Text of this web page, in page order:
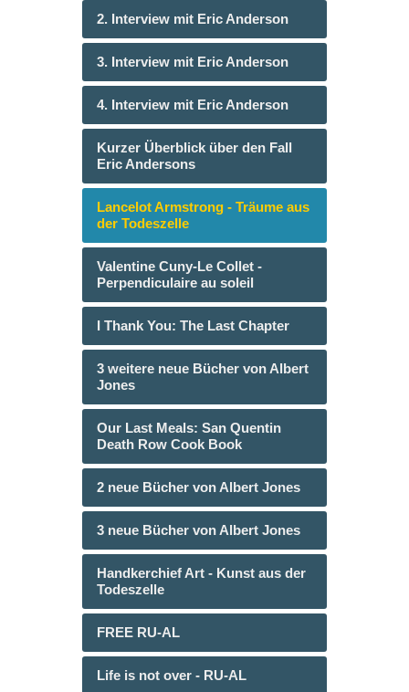
2. Interview mit Eric Anderson
3. Interview mit Eric Anderson
4. Interview mit Eric Anderson
Kurzer Überblick über den Fall
Eric Andersons
Lancelot Armstrong - Träume aus
der Todeszelle
Valentine Cuny-Le Collet -
Perpendiculaire au soleil
I Thank You: The Last Chapter
3 weitere neue Bücher von Albert
Jones
Our Last Meals: San Quentin
Death Row Cook Book
2 neue Bücher von Albert Jones
3 neue Bücher von Albert Jones
Handkerchief Art - Kunst aus der
Todeszelle
FREE RU-AL
Life is not over - RU-AL